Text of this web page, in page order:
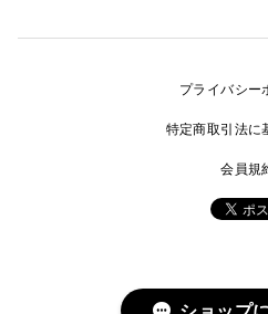
プライバシー
特定商取引法に
会員規